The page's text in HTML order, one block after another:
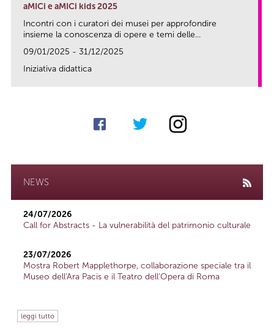
aMICi e aMICi kids 2025
Incontri con i curatori dei musei per approfondire
insieme la conoscenza di opere e temi delle...
09/01/2025 - 31/12/2025
Iniziativa didattica
NEWS
24/07/2026
Call for Abstracts - La vulnerabilità del patrimonio culturale
23/07/2026
Mostra Robert Mapplethorpe, collaborazione speciale tra il
Museo dell'Ara Pacis e il Teatro dell'Opera di Roma
leggi tutto